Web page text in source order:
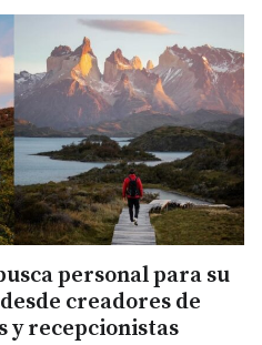
personal para su
creadores de
y recepcionistas